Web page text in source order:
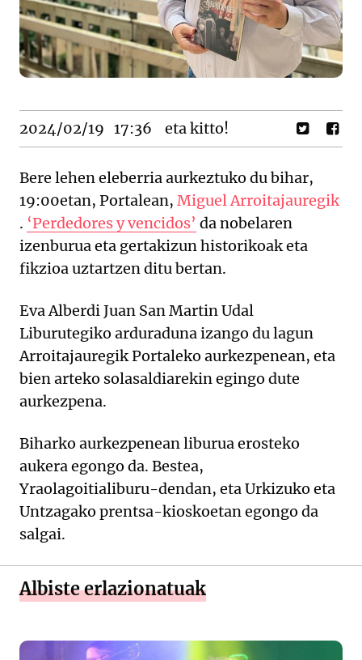
2024/02/19 17:36 eta kitto!
Bere lehen eleberria aurkeztuko du bihar,
19:00etan, Portalean, Miguel Arroitajauregik
. ‘Perdedores y vencidos’ da nobelaren
izenburua eta gertakizun historikoak eta
fikzioa uztartzen ditu bertan.
Eva Alberdi Juan San Martin Udal
Liburutegiko arduraduna izango du lagun
Arroitajauregik Portaleko aurkezpenean, eta
bien arteko solasaldiarekin egingo dute
aurkezpena.
Biharko aurkezpenean liburua erosteko
aukera egongo da. Bestea,
Yraolagoitialiburu-dendan, eta Urkizuko eta
Untzagako prentsa-kioskoetan egongo da
salgai.
Albiste erlazionatuak